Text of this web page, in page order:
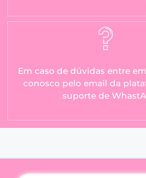
Em caso de dúvidas entre
conosco pelo email da
suporte de